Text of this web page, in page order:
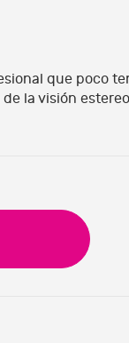
que poco
la visión